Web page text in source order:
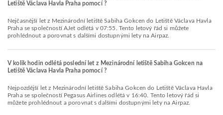
Letiště Václava Havla Praha pomocí ?
Nejčasnější let z Mezinárodní letiště Sabiha Gokcen do Letiště Václava Havla
Praha se společností AJet odlétá v 07:55. Tento letový řád si můžete
prohlédnout a porovnat s dalšími dostupnými lety na Airpaz.
V kolik hodin odlétá poslední let z Mezinárodní letiště Sabiha Gokcen na
Letiště Václava Havla Praha pomocí ?
Nejpozdější let z Mezinárodní letiště Sabiha Gokcen do Letiště Václava Havla
Praha se společností Pegasus Airlines odlétá v 16:40. Tento letový řád si
můžete prohlédnout a porovnat s dalšími dostupnými lety na Airpaz.